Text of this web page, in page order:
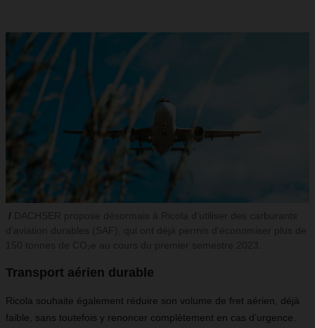
Transport aérien durable
Ricola souhaite également réduire son volume de fret aérien, déjà
faible, sans toutefois y renoncer complètement en cas d’urgence.